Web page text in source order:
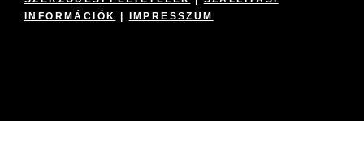
INFORMÁCIÓK
IMPRESSZUM